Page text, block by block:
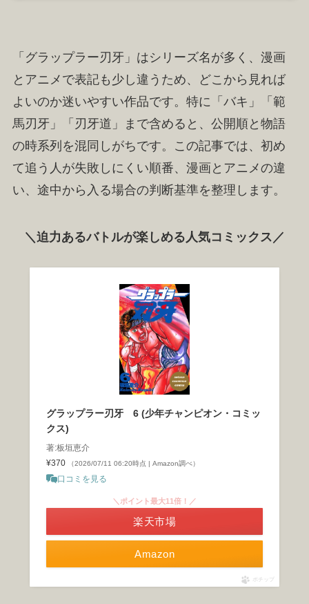
「グラップラー刃牙」はシリーズ名が多く、漫画
とアニメで表記も少し違うため、どこから見れば
よいのか迷いやすい作品です。特に「バキ」「範
馬刃牙」「刃牙道」まで含めると、公開順と物語
の時系列を混同しがちです。この記事では、初め
て追う人が失敗しにくい順番、漫画とアニメの違
い、途中から入る場合の判断基準を整理します。
＼迫力あるバトルが楽しめる人気コミックス／
グラップラー刃牙 6 (少年チャンピオン・コミッ
クス)
著:板垣恵介
¥370
（2026/07/11 06:20時点 | Amazon調べ）
口コミを見る
Amazon
＼ポイント最大11倍！／
楽天市場
ポチップ